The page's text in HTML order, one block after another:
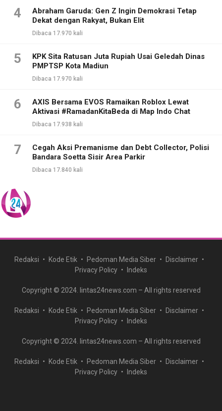
4
Abraham Garuda: Gen Z Ingin Demokrasi Tetap
Dekat dengan Rakyat, Bukan Elit
Dibaca 17.970 kali
5
KPK Sita Ratusan Juta Rupiah Usai Geledah Dinas
PMPTSP Kota Madiun
Dibaca 17.970 kali
6
AXIS Bersama EVOS Ramaikan Roblox Lewat
Aktivasi #RamadanKitaBeda di Map Indo Chat
Dibaca 17.938 kali
7
Cegah Aksi Premanisme dan Debt Collector, Polisi
Bandara Soetta Sisir Area Parkir
Dibaca 17.840 kali
Redaksi Kode Etik Pedoman Media Siber
Disclaimer
Privacy Policy
Indeks
Copyright © 2024. lintas24news.com – All rights reserved
Redaksi Kode Etik Pedoman Media Siber
Disclaimer
Privacy Policy
Indeks
Copyright © 2024. lintas24news.com – All rights reserved
Redaksi Kode Etik Pedoman Media Siber
Disclaimer
Privacy Policy
Indeks